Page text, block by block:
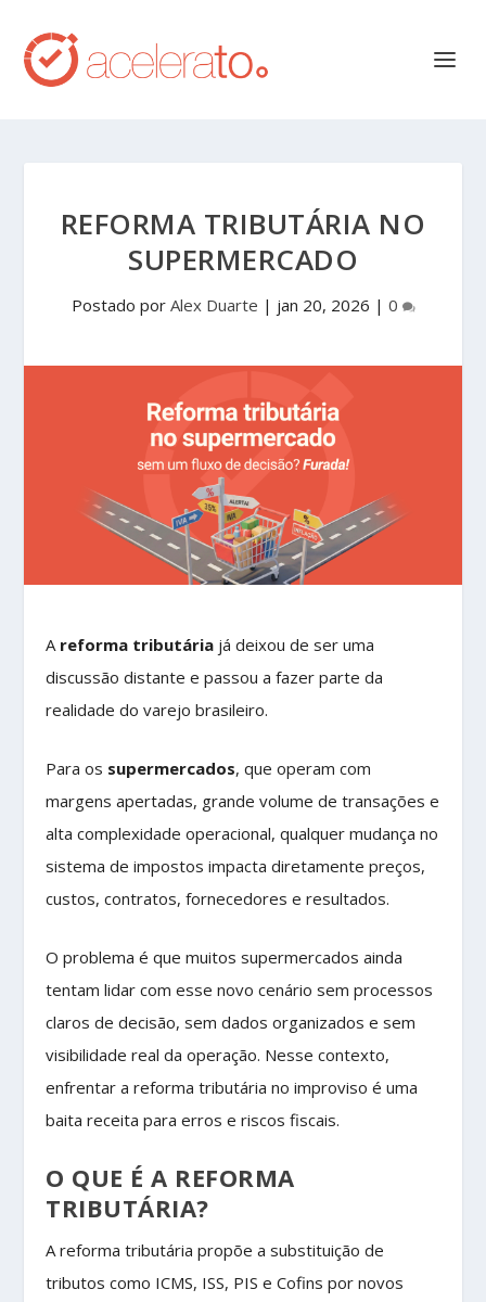
REFORMA TRIBUTÁRIA NO
SUPERMERCADO
Postado por Alex Duarte | jan 20, 2026 | 0
A reforma tributária já deixou de ser uma
discussão distante e passou a fazer parte da
realidade do varejo brasileiro.
Para os supermercados, que operam com
margens apertadas, grande volume de transações e
alta complexidade operacional, qualquer mudança no
sistema de impostos impacta diretamente preços,
custos, contratos, fornecedores e resultados.
O problema é que muitos supermercados ainda
tentam lidar com esse novo cenário sem processos
claros de decisão, sem dados organizados e sem
visibilidade real da operação. Nesse contexto,
enfrentar a reforma tributária no improviso é uma
baita receita para erros e riscos fiscais.
O QUE É A REFORMA
TRIBUTÁRIA?
A reforma tributária propõe a substituição de
tributos como ICMS, ISS, PIS e Cofins por novos